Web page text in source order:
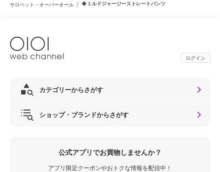
サロペット・オーバーオール / ◆ミルドジャージーストレートパンツ
ログイン
カテゴリーからさがす
ショップ・ブランドからさがす
公式アプリでお買物しませんか？
アプリ限定クーポンやおトクな情報を配信中！